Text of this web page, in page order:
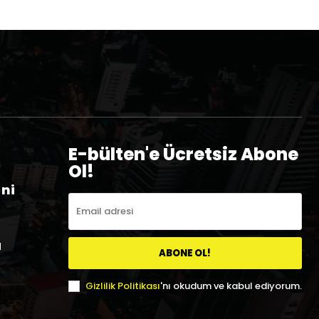
E-bülten'e Ücretsiz Abone
Ol!
ABONE OL!
Gizlilik Politikası'nı okudum ve kabul ediyorum.